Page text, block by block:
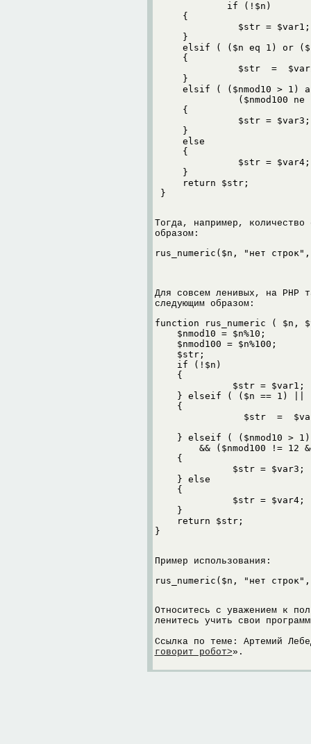
             if (!$n)
     {
               $str = $var1;
     }
elsif ( ($n eq 1) or
     {
$str  =
     }
elsif ( ($nmod10 > 1)
($nmod100 ne
     {
               $str = $var3;
     }
     else
     {
               $str = $var4;
     }
     return $str;
}
Тогда, например, количество
образом:
rus_numeric($n, "нет
Для совсем ленивых, на PHP
следующим образом:
function rus_numeric ( $n,
    $nmod10 = $n%10;
    $nmod100 = $n%100;
    $str;
    if (!$n)
    {
              $str = $var1;
} elseif ( ($n == 1) ||
    {
} elseif ( ($nmod10 >
    {
              $str = $var3;
    } else
    {
              $str = $var4;
    }
    return $str;
}
Пример использования:
rus_numeric($n, "нет
Относитесь с уважением к
ленитесь учить свои
Ссылка по теме: Артемий
говорит робот>».